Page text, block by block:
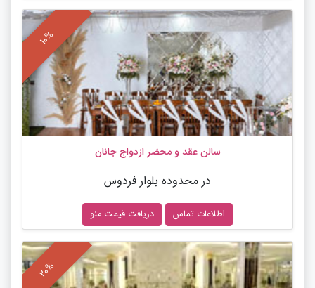
سالن عقد و محضر ازدواج جانان
در محدوده بلوار فردوس
اطلاعات تماس دریافت قیمت منو